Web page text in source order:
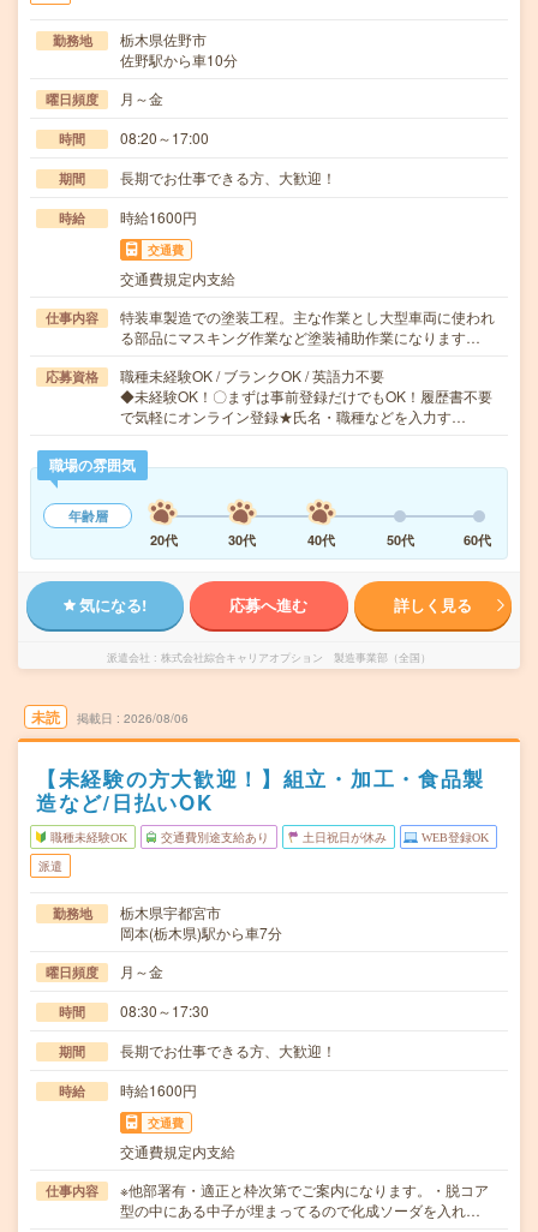
勤務地
栃木県佐野市
佐野駅から車10分
曜日頻度 月～金
時間 08:20～17:00
期間 長期でお仕事できる方、大歓迎！
時給 時給1600円
交通費
交通費規定内支給
仕事内容
特装車製造での塗装工程。主な作業とし大型車両に使われ
る部品にマスキング作業など塗装補助作業になります…
応募資格
職種未経験OK / ブランクOK / 英語力不要
◆未経験OK！〇まずは事前登録だけでもOK！履歴書不要
で気軽にオンライン登録★氏名・職種などを入力す…
職場の雰囲気
年齢層
20代
30代 40代 50代 60代
気になる! 応募へ進む 詳しく見る
派遣会社 株式会社綜合キャリアオプション 製造事業部（全国）
未読 掲載日 2026/08/06
【未経験の方大歓迎！】組立・加工・食品製
造など/日払いOK
職種未経験OK 交通費別途支給あり 土日祝日が休み WEB登録OK
派遣
勤務地
栃木県宇都宮市
岡本(栃木県)駅から車7分
曜日頻度 月～金
時間 08:30～17:30
期間 長期でお仕事できる方、大歓迎！
時給 時給1600円
交通費
交通費規定内支給
仕事内容
※他部署有・適正と枠次第でご案内になります。・脱コア
型の中にある中子が埋まってるので化成ソーダを入れ…